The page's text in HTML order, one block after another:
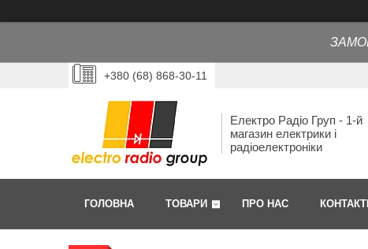
+380 (68) 868-30-11
Електро Радіо Груп - 1-й
магазин електрики і
радіоелектроніки
ГОЛОВНА ТОВАРИ ПРО НАС